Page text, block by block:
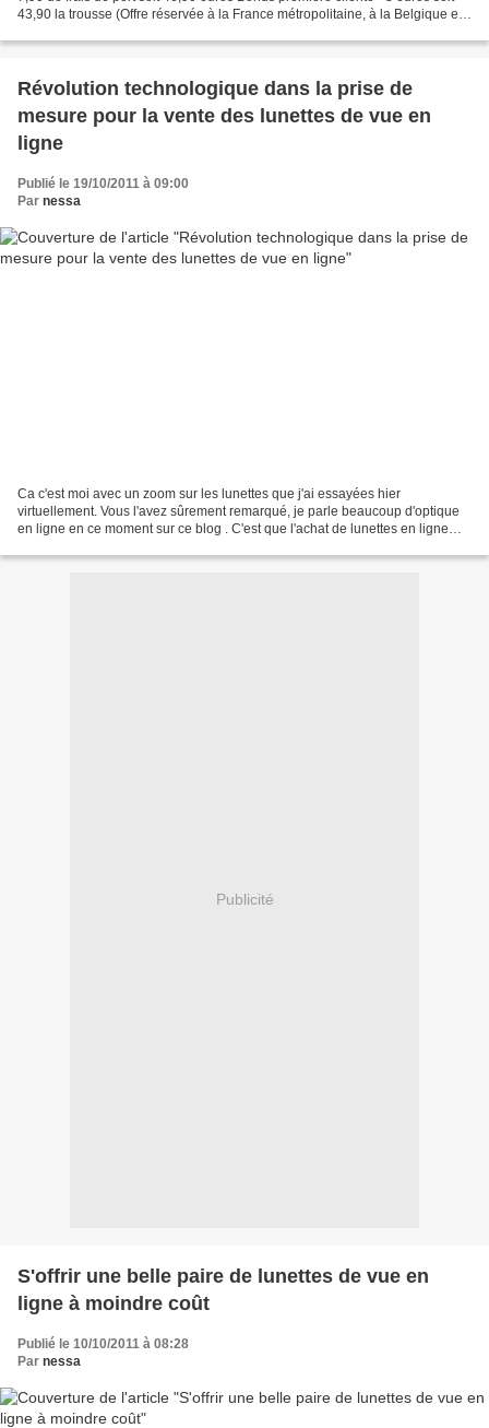
43,90 la trousse (Offre réservée à la France métropolitaine, à la Belgique et
Révolution technologique dans la prise de
mesure pour la vente des lunettes de vue en
ligne
Publié le 19/10/2011 à 09:00
Par nessa
Ca c'est moi avec un zoom sur les lunettes que j'ai essayées hier
virtuellement. Vous l'avez sûrement remarqué, je parle beaucoup d'optique
en ligne en ce moment sur ce blog . C'est que l'achat de lunettes en ligne
Publicité
S'offrir une belle paire de lunettes de vue en
ligne à moindre coût
Publié le 10/10/2011 à 08:28
Par nessa